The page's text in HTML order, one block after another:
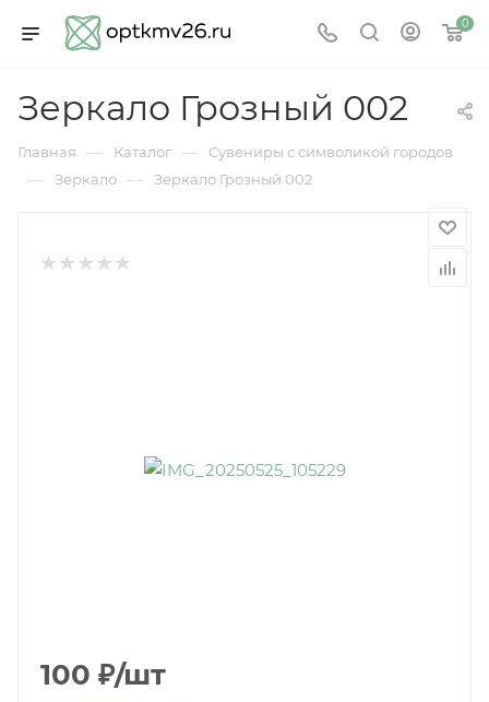
0
Зеркало Грозный 002
Главная — Каталог — Сувениры с символикой городов
— Зеркало — Зеркало Грозный 002
100 ₽/шт